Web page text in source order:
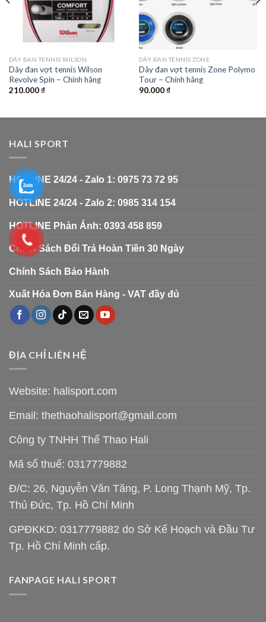
DÂY ĐAN TENNIS WILSON
Dây đan vợt tennis Wilson
Revolve Spin – Chính hãng
210.000₫
DÂY ĐAN TENNIS ZONE
Dây đan vợt tennis Zone Polymo
Tour – Chính hãng
90.000₫
HALI SPORT
HOTLINE 24/24 - Zalo 1: 0975 73 72 95
HOTLINE 24/24 - Zalo 2: 0985 314 154
HOTLINE Phản Ánh: 0393 458 859
Chính Sách Đổi Trả Hoàn Tiền 30 Ngày
Chính Sách Bảo Hành
Xuất Hóa Đơn Bán Hàng - VAT đầy đủ
ĐỊA CHỈ LIÊN HỆ
Website: halisport.com
Email: thethaohalisport@gmail.com
Công ty TNHH Thể Thao Hali
Mã số thuế: 0317779882
Đ/C: 26, Nguyễn Văn Tăng, P. Long Thạnh Mỹ, Tp.
Thủ Đức, Tp. Hồ Chí Minh
GPĐKKD: 0317779882 do Sở Kế Hoạch và Đầu Tư
Tp. Hồ Chí Minh cấp.
FANPAGE HALI SPORT